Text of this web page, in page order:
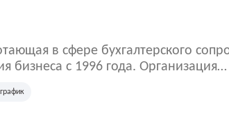
в сфере бухгалтерского
бизнеса с 1996 года. Организация
организаций.